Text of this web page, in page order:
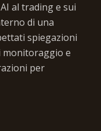
al trading e sui
di una
spiegazioni
monitoraggio e
per